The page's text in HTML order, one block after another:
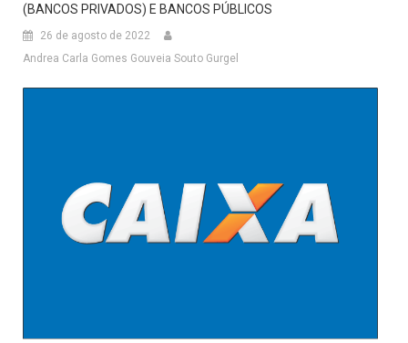
(BANCOS PRIVADOS) E BANCOS PÚBLICOS
26 de agosto de 2022
Andrea Carla Gomes Gouveia Souto Gurgel